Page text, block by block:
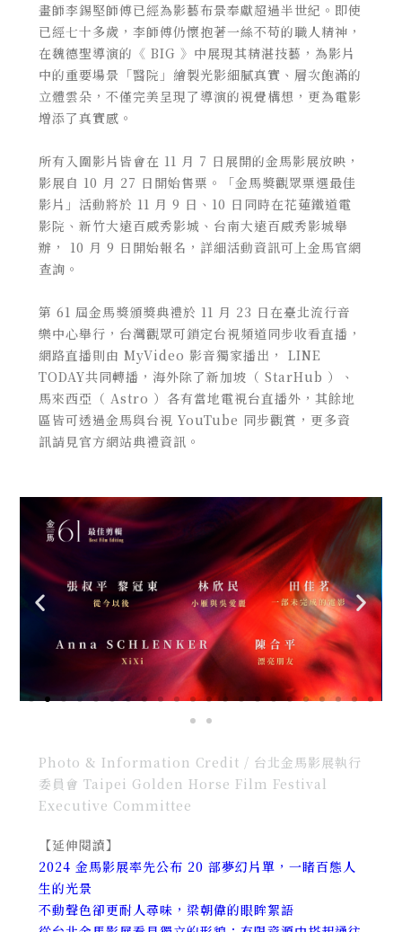
畫師李錫堅師傅已經為影藝布景奉獻超過半世紀。即使
已經七十多歲，李師傅仍懷抱著一絲不苟的職人精神，
在魏德聖導演的《 BIG 》中展現其精湛技藝，為影片
中的重要場景「醫院」繪製光影細膩真實、層次飽滿的
立體雲朵，不僅完美呈現了導演的視覺構想，更為電影
增添了真實感。
所有入圍影片皆會在 11 月 7 日展開的金馬影展放映，
影展自 10 月 27 日開始售票。「金馬獎觀眾票選最佳
影片」活動將於 11 月 9 日、10 日同時在花蓮鐵道電
影院、新竹大遠百威秀影城、台南大遠百威秀影城舉
辦， 10 月 9 日開始報名，詳細活動資訊可上金馬官網
查詢。
第 61 屆金馬獎頒獎典禮於 11 月 23 日在臺北流行音
樂中心舉行，台灣觀眾可鎖定台視頻道同步收看直播，
網路直播則由 MyVideo 影音獨家播出， LINE
TODAY共同轉播，海外除了新加坡（ StarHub ）、
馬來西亞（ Astro ）各有當地電視台直播外，其餘地
區皆可透過金馬與台視 YouTube 同步觀賞，更多資
訊請見官方網站典禮資訊。
Photo & Information Credit / 台北金馬影展執行
委員會 Taipei Golden Horse Film Festival
Executive Committee
【延伸閱讀】
2024 金馬影展率先公布 20 部夢幻片單，一睹百態人
生的光景
不動聲色卻更耐人尋味，梁朝偉的眼眸絮語